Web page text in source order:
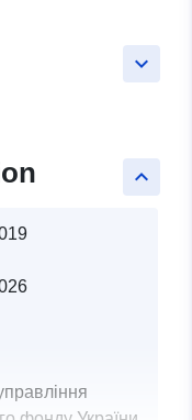
keyboard_arrow_down
keyboard_arrow_up